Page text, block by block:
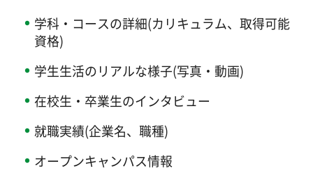
学科・コースの詳細(カリキュラム、取得可能
資格)
学生生活のリアルな様子(写真・動画)
在校生・卒業生のインタビュー
就職実績(企業名、職種)
オープンキャンパス情報